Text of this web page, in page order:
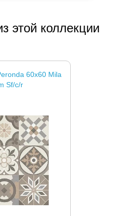
этой коллекции
60x60 Mila
Sf/c/r